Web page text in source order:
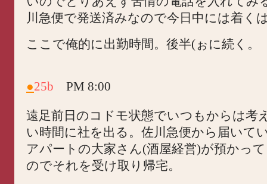
川急便で発送済みなので今日中には着く
ここで俺的に出勤時間。後半(ぉに続く。
●25b PM 8:00
遠足前日のコドモ状態でいつもからは考
い時間に社を出る。佐川急便から届いて
アパートの大家さん(酒屋経営)が預かっ
のでそれを受け取り帰宅。